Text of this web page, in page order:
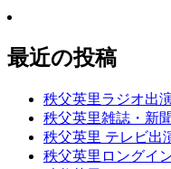
最近の投稿
秩父英里ラジオ出
秩父英里雑誌・新
秩父英里 テレビ出
秩父英里ロングイ